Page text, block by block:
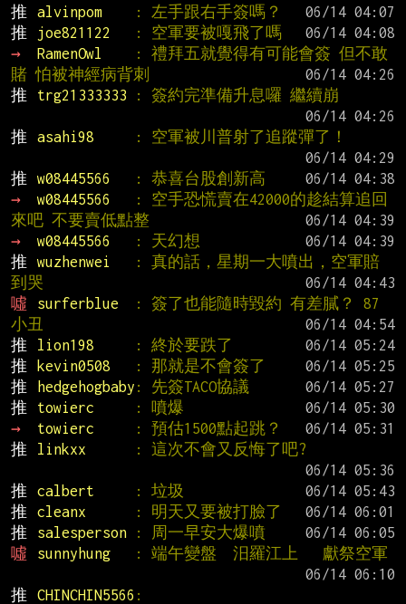
推
alvinpom : 左手跟右手簽嗎？
推
joe821122 : 空軍要被嘎飛了嗎
→
RamenOwl
: 禮拜五就覺得有可能會簽 但不敢
賭 怕被神經病背刺
推
trg21333333
: 簽約完準備升息囉 繼續崩
推
asahi98
: 空軍被川普射了追蹤彈了！
推
w08445566 : 恭喜台股創新高
→
w08445566
: 空手恐慌賣在42000的趁結算追回
來吧 不要賣低點整
→
w08445566 : 天幻想
推
wuzhenwei
: 真的話，星期一大噴出，空軍賠
到哭
噓
surferblue
: 簽了也能隨時毀約 有差膩？ 87
小丑
推
lion198 : 終於要跌了
推
kevin0508 : 那就是不會簽了
推
hedgehogbaby : 先簽TACO協議
推
towierc : 噴爆
→
towierc : 預估1500點起跳？
推
linkxx
: 這次不會又反悔了吧?
推
calbert : 垃圾
推
cleanx : 明天又要被打臉了
推
salesperson : 周一早安大爆噴
噓
sunnyhung
: 端午變盤  汨羅江上   獻祭空軍
推
CHINCHIN5566